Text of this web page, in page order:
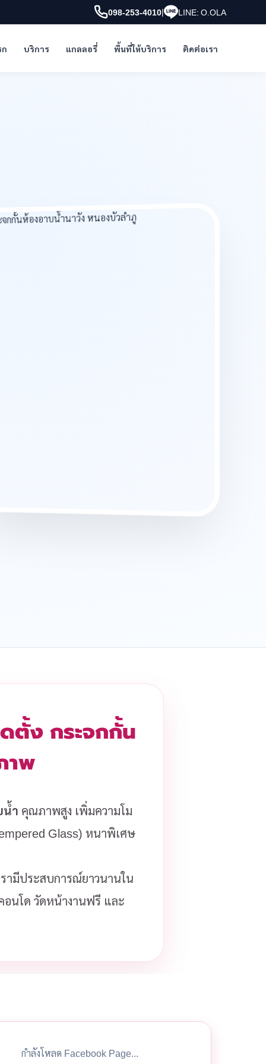
098-253-4010| LINE: O.OLA
บริการ แกลลอรี่ พื้นที่ให้บริการ ติดต่อเรา
ตั้ง กระจกกั้น
าพ
น้ำ คุณภาพสูง เพิ่มความโม
Glass) หนาพิเศษ
ามีประสบการณ์ยาวนานใน
อนโด วัดหน้างานฟรี และ
กำลังโหลด Facebook Page...